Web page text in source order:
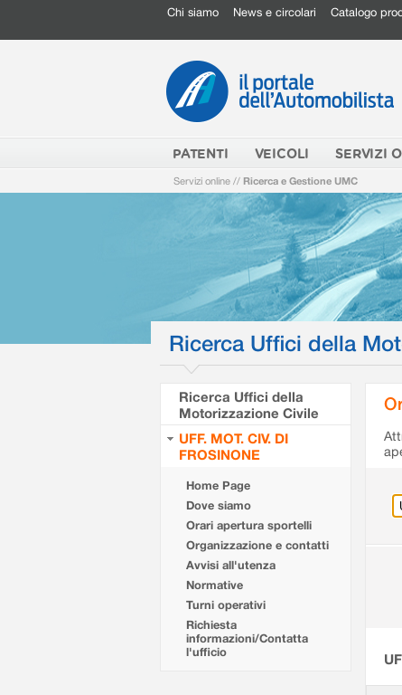
Chi siamo News e circolari Catalogo
PATENTI VEICOLI SERVIZI
Servizi online // Ricerca e Gestione UMC
Ricerca Uffici della
Ricerca Uffici della
Motorizzazione Civile
UFF. MOT. CIV. DI
FROSINONE
Home Page
Dove siamo
Orari apertura sportelli
Organizzazione e contatti
Avvisi all'utenza
Normative
Turni operativi
Richiesta
informazioni/Contatta
l'ufficio